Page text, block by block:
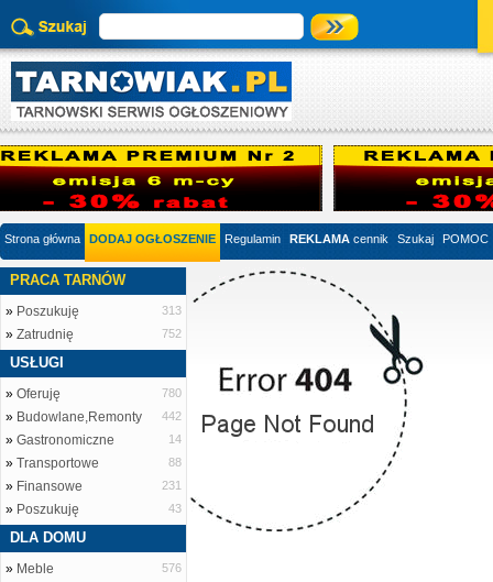
Strona główna DODAJ OGŁOSZENIE Regulamin REKLAMA cennik Szukaj POMOC
PRACA TARNÓW
» Poszukuję 313
» Zatrudnię 752
USŁUGI
» Oferuję 780
» Budowlane,Remonty 442
» Gastronomiczne 14
» Transportowe 88
» Finansowe 231
» Poszukuję 43
DLA DOMU
» Meble 576